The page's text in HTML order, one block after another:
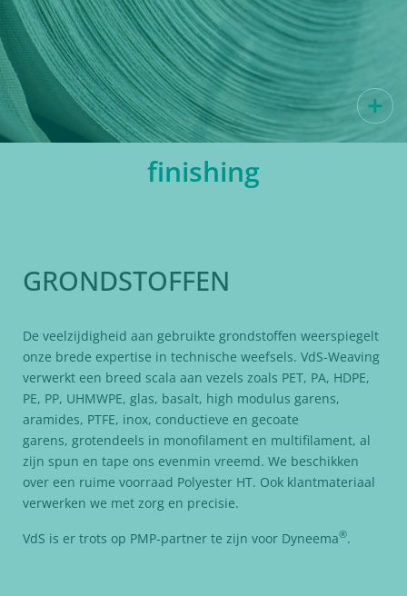
finishing
GRONDSTOFFEN
De veelzijdigheid aan gebruikte grondstoffen weerspiegelt
onze brede expertise in technische weefsels. VdS-Weaving
verwerkt een breed scala aan vezels zoals PET, PA, HDPE,
PE, PP, UHMWPE, glas, basalt, high modulus garens,
aramides, PTFE, inox, conductieve en gecoate
garens, grotendeels in monofilament en multifilament, al
zijn spun en tape ons evenmin vreemd. We beschikken
over een ruime voorraad Polyester HT. Ook klantmateriaal
verwerken we met zorg en precisie.
VdS is er trots op PMP-partner te zijn voor Dyneema®.